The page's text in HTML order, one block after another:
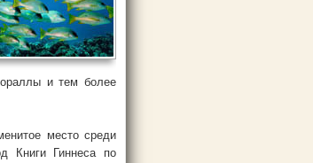
и тем более
место среди
Книги Гиннеса по